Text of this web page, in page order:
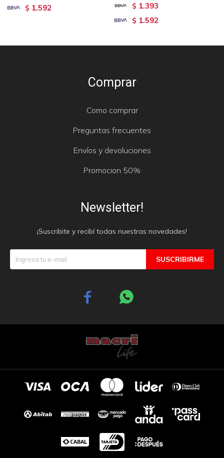
$ 1.592 $ 1.393
$ 1.592
Comprar
Como comprar
Preguntas frecuentes
Envíos y devoluciones
Promocion 50%
Newsletter!
¡Suscribite y recibí todas nuestras novedades!
SUSCRIBIRME
 